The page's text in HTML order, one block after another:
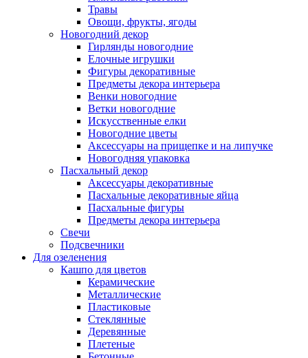
Травы
Овощи, фрукты, ягоды
Новогодний декор
Гирлянды новогодние
Елочные игрушки
Фигуры декоративные
Предметы декора интерьера
Венки новогодние
Ветки новогодние
Искусственные елки
Новогодние цветы
Аксессуары на прищепке и на липучке
Новогодняя упаковка
Пасхальный декор
Аксессуары декоративные
Пасхальные декоративные яйца
Пасхальные фигуры
Предметы декора интерьера
Свечи
Подсвечники
Для озеленения
Кашпо для цветов
Керамические
Металлические
Пластиковые
Стеклянные
Деревянные
Плетеные